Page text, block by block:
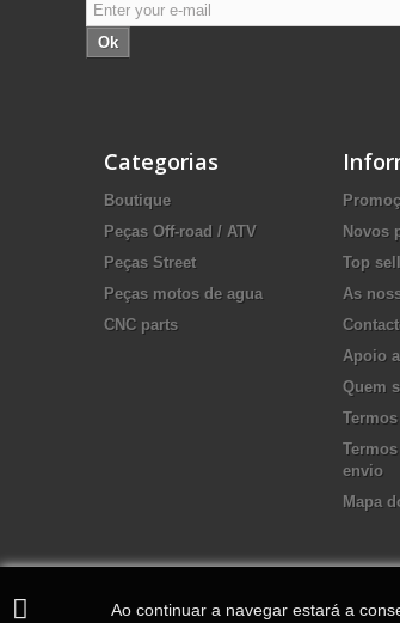
Ok
Categorias
Boutique
Peças Off-road / ATV
Peças Street
Peças motos de agua
CNC parts
Novos
Top
As
Apoio
Quem
envio
Mapa
Ao continuar a navegar estará a